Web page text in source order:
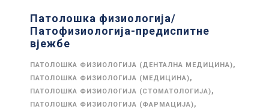
Патолошка физиологија/
Патофизиологија-предиспитне
вјежбе
ПАТОЛОШКА ФИЗИОЛОГИЈА (ДЕНТАЛНА МЕДИЦИНА),
ПАТОЛОШКА ФИЗИОЛОГИЈА (МЕДИЦИНА),
ПАТОЛОШКА ФИЗИОЛОГИЈА (СТОМАТОЛОГИЈА),
ПАТОЛОШКА ФИЗИОЛОГИЈА (ФАРМАЦИЈА),